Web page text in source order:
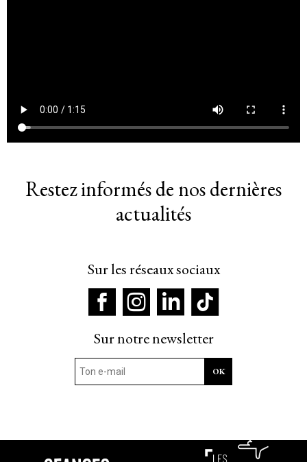
Restez informés de nos dernières
actualités
Sur les réseaux sociaux
Sur notre newsletter